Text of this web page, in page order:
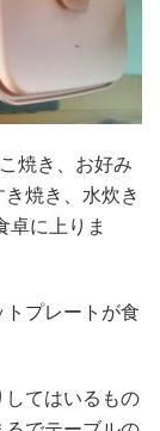
焼き、お好み
焼き、水炊き
卓に上りま
プレートが食
てはいるもの